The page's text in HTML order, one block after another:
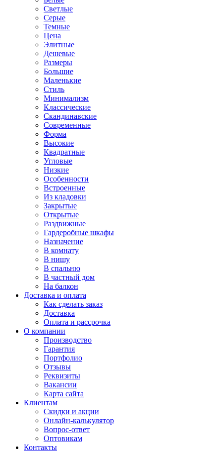
Светлые
Серые
Темные
Цена
Элитные
Дешевые
Размеры
Большие
Маленькие
Стиль
Минимализм
Классические
Скандинавские
Современные
Форма
Высокие
Квадратные
Угловые
Низкие
Особенности
Встроенные
Из кладовки
Закрытые
Открытые
Раздвижные
Гардеробные шкафы
Назначение
В комнату
В нишу
В спальню
В частный дом
На балкон
Доставка и оплата
Как сделать заказ
Доставка
Оплата и рассрочка
О компании
Производство
Гарантия
Портфолио
Отзывы
Реквизиты
Вакансии
Карта сайта
Клиентам
Скидки и акции
Онлайн-калькулятор
Вопрос-ответ
Оптовикам
Контакты